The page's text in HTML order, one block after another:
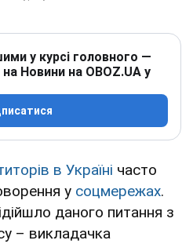
у курсі головного —
на Новини на OBOZ.UA у
в Україні часто
у соцмережах.
даного питання з
– викладачка